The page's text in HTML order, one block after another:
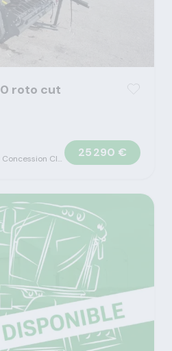
roto cut
Gueudet 1880 Saleux - Concession Claas 25 290 €